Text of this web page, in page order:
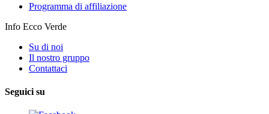
Programma di affiliazione
Info Ecco Verde
Su di noi
Il nostro gruppo
Contattaci
Seguici su